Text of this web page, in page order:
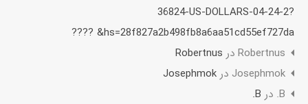
36824-US-DOLLARS-04-24-2?
hs=28f827a2b498fb8a6aa51cd55ef727da& ????
Robertnus در Robertnus
Josephmok در Josephmok
B. در B.